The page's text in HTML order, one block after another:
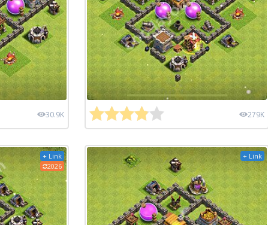
30.9K 279K
+ Link
2026
+ Link